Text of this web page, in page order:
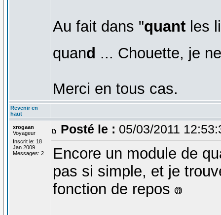
Au fait dans "quantles
quand ... Chouette, je
Merci en tous cas.
Revenir en
haut
xrogaan
Voyageur
Inscrit le: 18
Jan 2009
Messages: 2
Posté le : 05/03/2011
Encore un module de
pas si simple, et je
fonction de repos